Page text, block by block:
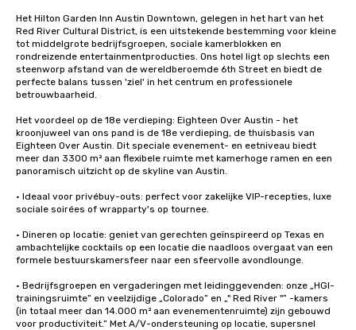
Het Hilton Garden Inn Austin Downtown, gelegen in het hart van het
Red River Cultural District, is een uitstekende bestemming voor kleine
tot middelgrote bedrijfsgroepen, sociale kamerblokken en
rondreizende entertainmentproducties. Ons hotel ligt op slechts een
steenworp afstand van de wereldberoemde 6th Street en biedt de
perfecte balans tussen 'ziel' in het centrum en professionele
betrouwbaarheid.
Het voordeel op de 18e verdieping: Eighteen Over Austin - het
kroonjuweel van ons pand is de 18e verdieping, de thuisbasis van
Eighteen Over Austin. Dit speciale evenement- en eetniveau biedt
meer dan 3300 m² aan flexibele ruimte met kamerhoge ramen en een
panoramisch uitzicht op de skyline van Austin.
• Ideaal voor privébuy-outs: perfect voor zakelijke VIP-recepties, luxe
sociale soirées of wrapparty's op tournee.
• Dineren op locatie: geniet van gerechten geïnspireerd op Texas en
ambachtelijke cocktails op een locatie die naadloos overgaat van een
formele bestuurskamersfeer naar een sfeervolle avondlounge.
• Bedrijfsgroepen en vergaderingen met leidinggevenden: onze „HGI-
trainingsruimte” en veelzijdige „Colorado” en „" Red River "” -kamers
(in totaal meer dan 14.000 m² aan evenementenruimte) zijn gebouwd
voor productiviteit.” Met A/V-ondersteuning op locatie, supersnel